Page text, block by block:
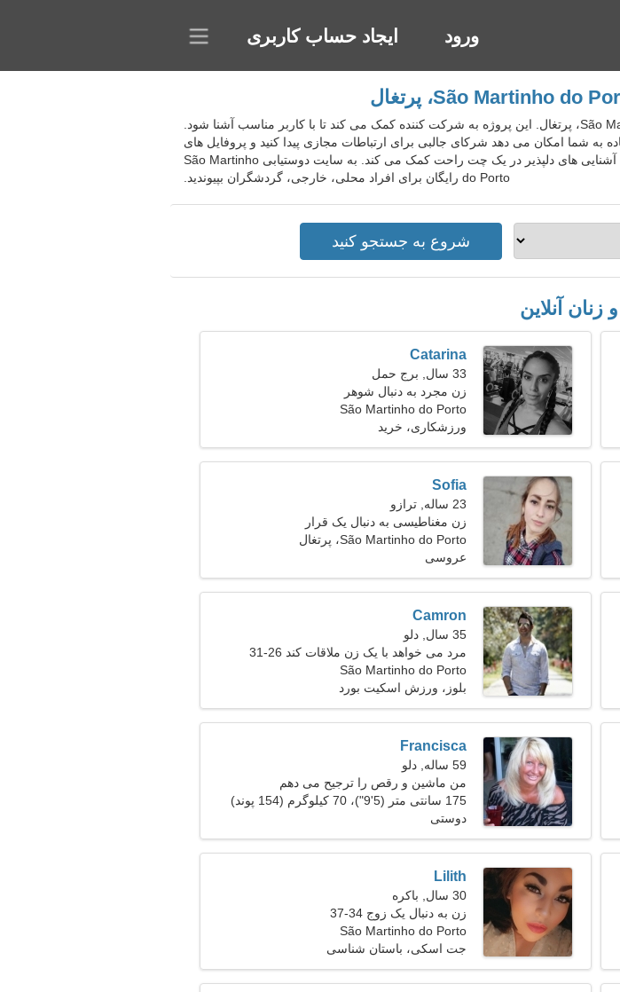
ورود ایجاد حساب کاربری
PrtDatingGo سرویس دوستیابی آنلاین محبوب در São Martinho do Porto، پرتغال. این پروژه به شرکت کننده کمک می کند تا با کاربر مناسب آشنا شود.
شما امکان می دهد شرکای جالبی برای ارتباطات مجازی پیدا کنید و پروفایل های
کاربران با علایق مشابه را انتخاب کنید. این انجمن به یافتن دوستان و ایجاد آشنایی های دلپذیر در یک چت راحت کمک می کند. به سایت دوستیابی São Martinho
do Porto رایگان برای افراد محلی، خارجی، گردشگران بپیوندید.
زنان آنلاین
Catarina
33 سال, برج حمل
زن مجرد به دنبال شوهر
São Martinho do Porto
ورزشکاری، خرید
Sofia
23 ساله, ترازو
زن مغناطیسی به دنبال یک قرار
São Martinho do Porto، پرتغال
عروسی
Camron
35 سال, دلو
مرد می خواهد با یک زن ملاقات کند 26-31
São Martinho do Porto
بلوز، ورزش اسکیت بورد
Francisca
59 ساله, دلو
من ماشین و رقص را ترجیح می دهم
175 سانتی متر (5'9")، 70 کیلوگرم (154 پوند)
دوستی
Lilith
30 سال, باکره
زن به دنبال یک زوج 34-37
São Martinho do Porto
جت اسکی، باستان شناسی